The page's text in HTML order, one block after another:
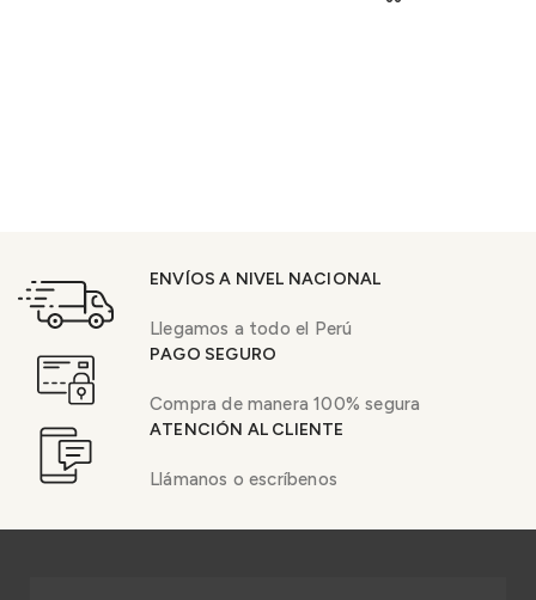
ENVÍOS A NIVEL NACIONAL
Llegamos a todo el Perú
PAGO SEGURO
Compra de manera 100% segura
ATENCIÓN AL CLIENTE
Llámanos o escríbenos